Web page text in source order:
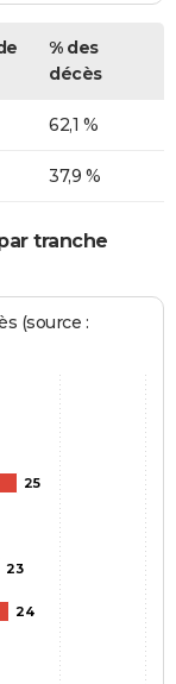
% des
décès
62,1 %
37,9 %
tranche
(source :
25
23
24